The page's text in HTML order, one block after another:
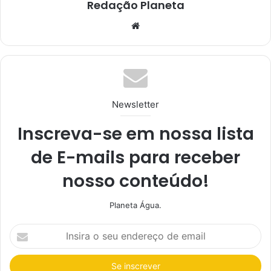
Redação Planeta
te
Newsletter
Inscreva-se em nossa lista
de E-mails para receber
nosso conteúdo!
Planeta Água.
I
n
i
r